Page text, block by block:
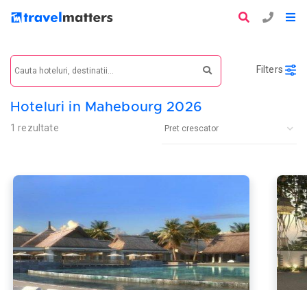
Filters
Hoteluri in Mahebourg 2026
1 rezultate